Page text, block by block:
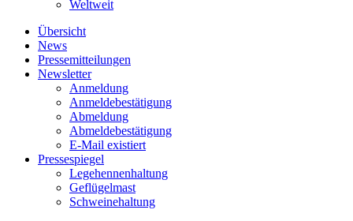
Weltweit
Übersicht
News
Pressemitteilungen
Newsletter
Anmeldung
Anmeldebestätigung
Abmeldung
Abmeldebestätigung
E-Mail existiert
Pressespiegel
Legehennenhaltung
Geflügelmast
Schweinehaltung